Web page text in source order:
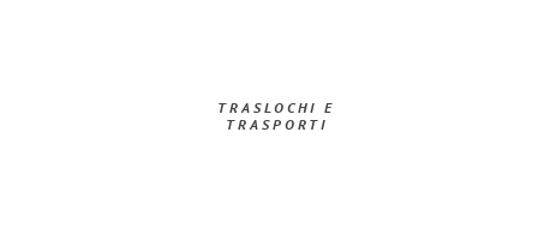
TRASLOCHI E
TRASPORTI​